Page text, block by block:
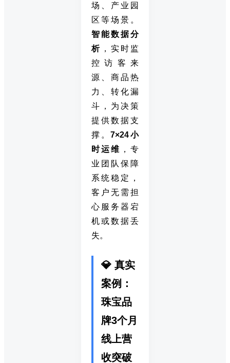
场、产业园
区等场景。
智能数据分
析 ，实时监
控访客来
源、商品热
力、转化漏
斗，为决策
提供数据支
撑。7×24小
时运维 ，专
业团队保障
系统稳定，
客户无需担
心服务器宕
机或数据丢
失。
💎 真实
案例：
珠宝品
牌3个月
线上营
收突破